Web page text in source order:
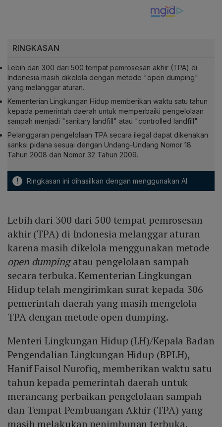
RINGKASAN
Lebih dari 300 dari 500 tempat pemrosesan akhir (TPA) di
Indonesia masih dikelola dengan metode "open dumping"
yang melanggar aturan.
Kementerian Lingkungan Hidup memberikan waktu satu tahun
kepada pemerintah daerah untuk memperbaiki pengelolaan
sampah menjadi "sanitary landfill" atau "controlled landfill".
Pelanggaran pengelolaan TPA secara ilegal dapat dikenakan
sanksi pidana sesuai dengan Undang-Undang Nomor 18
Tahun 2008 dan Nomor 32 Tahun 2009.
! Ringkasan ini dihasilkan dengan menggunakan AI
Lebih dari 300 dari 500 tempat pemrosesan
akhir (TPA) di Indonesia melanggar aturan
karena masih dikelola menggunakan metode
open dumpingatau pengelolaan sampah
secara terbuka. Kementerian Lingkungan
Hidup telah mengirimkan surat kepada 306
pemerintah daerah yang masih mengelola
TPA dengan metode open dumping.
Menteri Lingkungan Hidup (LH)/Kepala Badan
Pengendalian Lingkungan Hidup (BPLH),
Hanif Faisol Nurofiq, memberikan waktu satu
tahun kepada pemerintah daerah untuk
merancang perbaikan pengelolaan sampah
dan Tempat Pembuangan Akhir (TPA) yang
masih melakukan penimbunan terbuka.